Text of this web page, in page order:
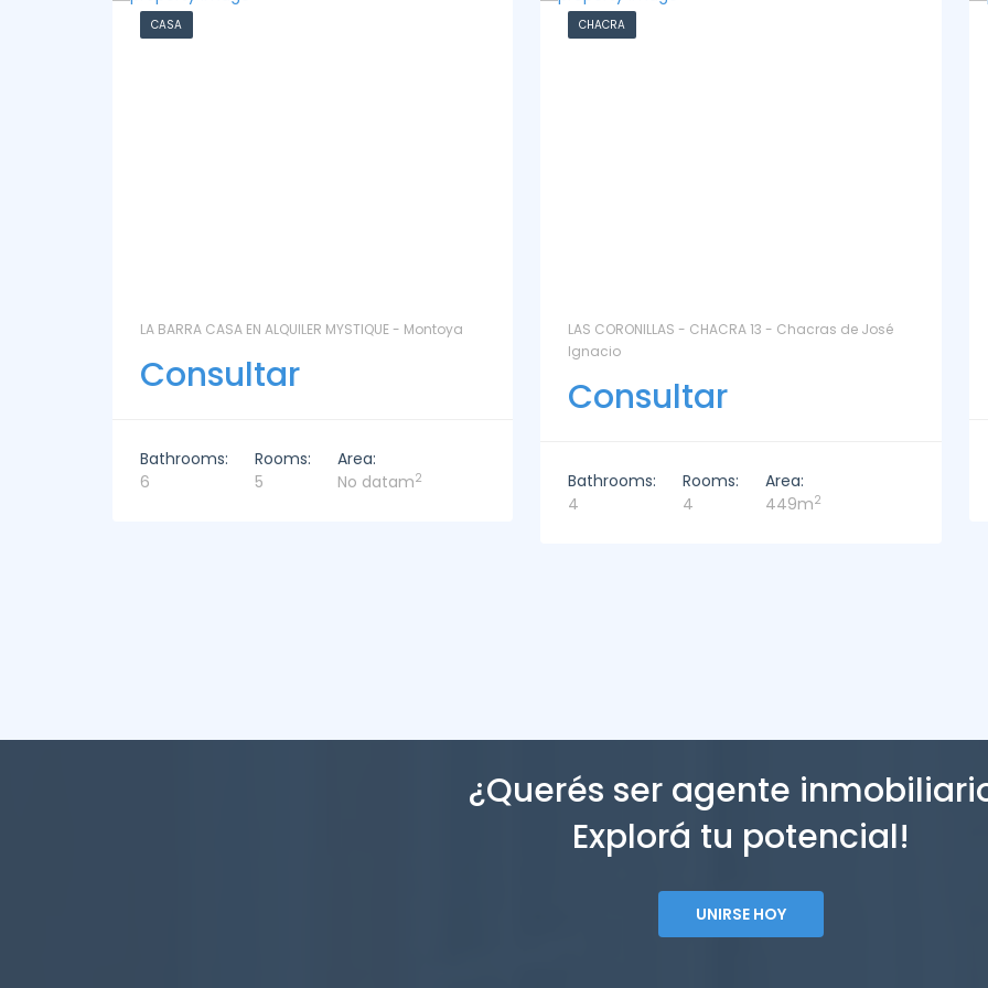
CHACRA
LAS CORONILLAS - CHACRA 13 - Chacras de José
Consultar
Bathrooms:
Rooms:
Area:
CASA
La Paz Santa Monica - Santa Mónica
Consultar
2
3
221m
¿Querés ser agente
Explorá tu potencial!
UNIRSE HOY